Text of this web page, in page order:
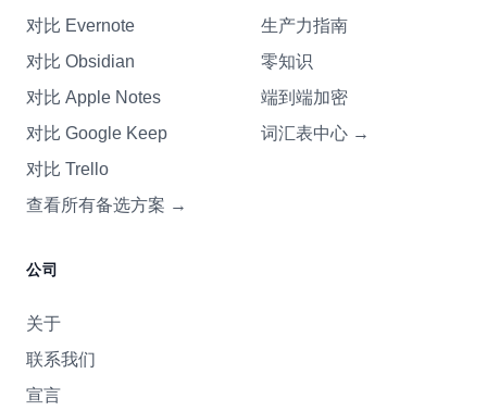
对比 Evernote
对比 Obsidian
对比 Apple Notes
对比 Google Keep
对比 Trello
查看所有备选方案 →
生产力指南
零知识
端到端加密
词汇表中心 →
公司
关于
联系我们
宣言